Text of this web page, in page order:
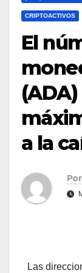
CRIPTOACTIVOS
El
a la
Por
Las